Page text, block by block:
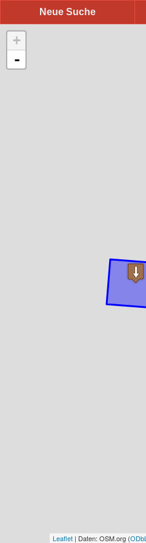
Neue Suche
+
-
Leaflet | Daten: OSM.org (ODbL